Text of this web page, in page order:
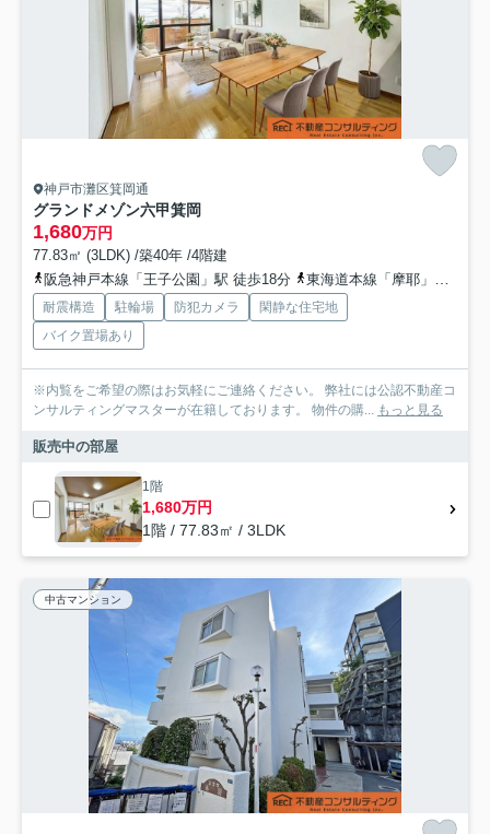
神戸市灘区箕岡通
グランドメゾン六甲箕岡
1,680万円
77.83㎡ (3LDK) /築40年 /4階建
阪急神戸本線「王子公園」駅 徒歩18分
東海道本線「摩耶」駅 徒歩21分
耐震構造 駐輪場 防犯カメラ
閑静な住宅地
バイク置場あり
※内覧をご希望の際はお気軽にご連絡ください。 弊社には公認不動産コ
ンサルティングマスターが在籍しております。 物件の購... もっと見る
販売中の部屋
1階
1,680万円
1階 / 77.83㎡ / 3LDK
中古マンション